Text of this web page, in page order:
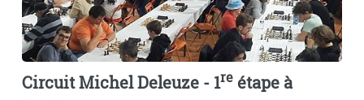
Circuit Michel Deleuze - 1reétape à